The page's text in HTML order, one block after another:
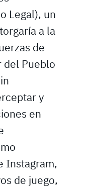
Legal), un
a la
de
del Pueblo
y
en
Instagram,
de juego,